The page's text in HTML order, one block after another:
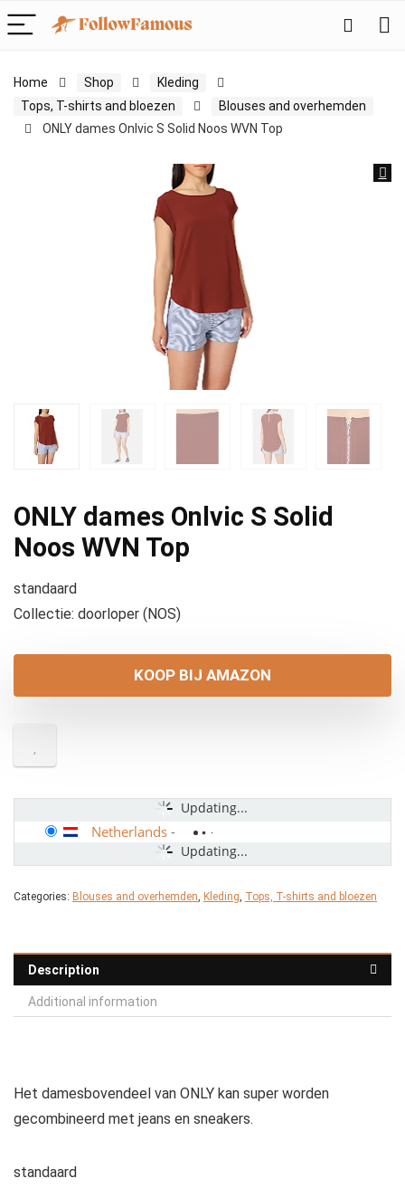
Home Shop
Kleding
Tops, T-shirts and bloezen
Blouses and overhemden
ONLY dames Onlvic S Solid Noos WVN Top
ONLY dames Onlvic S Solid
Noos WVN Top
standaard
Collectie: doorloper (NOS)
KOOP BIJ AMAZON
Updating...
Updating...
Netherlands -
Categories: Blouses and overhemden, Kleding, Tops, T-shirts and bloezen
Description
Additional information
Het damesbovendeel van ONLY kan super worden
gecombineerd met jeans en sneakers.
standaard